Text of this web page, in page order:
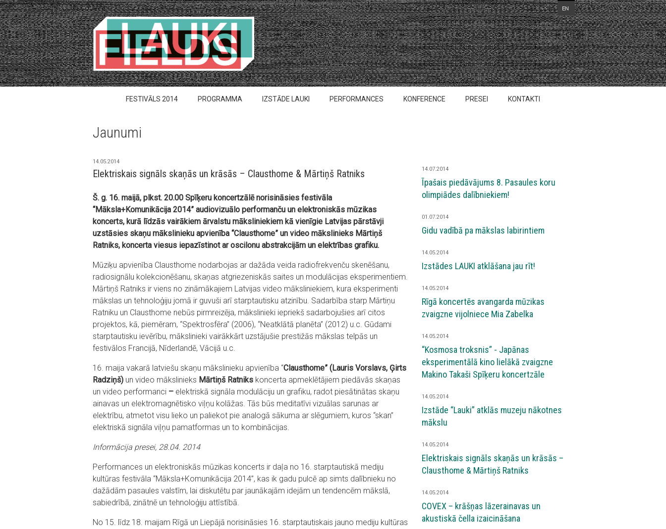
FESTIVĀLS 2014 PROGRAMMA IZSTĀDE LAUKI PERFORMANCES KONFERENCE PRESEI KONTAKTI
Jaunumi
14.05.2014
Elektriskais signāls skaņās un krāsās – Clausthome & Mārtiņš Ratniks
Š. g. 16. maijā, plkst. 20.00 Spīķeru koncertzālē norisināsies festivāla
“Māksla+Komunikācija 2014” audiovizuālo performanču un elektroniskās mūzikas
koncerts, kurā līdzās vairākiem ārvalstu māksliniekiem kā vienīgie Latvijas pārstāvji
uzstāsies skaņu mākslinieku apvienība “Clausthome” un video mākslinieks Mārtiņš
Ratniks, koncerta viesus iepazīstinot ar oscilonu abstrakcijām un elektrības grafiku.
Mūziķu apvienība Clausthome nodarbojas ar dažāda veida radiofrekvenču skenēšanu,
radiosignālu kolekcionēšanu, skaņas atgriezeniskās saites un modulācijas eksperimentiem.
Mārtiņš Ratniks ir viens no zināmākajiem Latvijas video māksliniekiem, kura eksperimenti
mākslas un tehnoloģiju jomā ir guvuši arī starptautisku atzinību. Sadarbība starp Mārtiņu
Ratniku un Clausthome nebūs pirmreizēja, mākslinieki iepriekš sadarbojušies arī citos
projektos, kā, piemēram, “Spektrosfēra” (2006), “Neatklātā planēta” (2012) u.c. Gūdami
starptautisku ievērību, mākslinieki vairākkārt uzstājušie prestižās mākslas telpās un
festivālos Francijā, Nīderlandē, Vācijā u.c.
16. maija vakarā latviešu skaņu mākslinieku apvienība “Clausthome” (Lauris Vorslavs, Ģirts
Radziņš) un video mākslinieks Mārtiņš Ratniks koncerta apmeklētājiem piedāvās skaņas
un video performanci – elektriskā signāla modulāciju un grafiku, radot piesātinātas skaņu
ainavas un elektromagnētisko viļņu kolāžas. Tās būs meditatīvi vizuālas sarunas ar
elektrību, atmetot visu lieko un paliekot pie analogā sākuma ar slēgumiem, kuros “skan”
elektriskā signāla viļņu pamatformas un to kombinācijas.
Informācija presei, 28.04. 2014
Performances un elektroniskās mūzikas koncerts ir daļa no 16. starptautiskā mediju
kultūras festivāla “Māksla+Komunikācija 2014”, kas ik gadu pulcē ap simts dalībnieku no
dažādām pasaules valstīm, lai diskutētu par jaunākajām idejām un tendencēm mākslā,
sabiedrībā, zinātnē un tehnoloģiju attīstībā.
No 15. līdz 18. maijam Rīgā un Liepājā norisināsies 16. starptautiskais jauno mediju kultūras
14.07.2014
Īpašais piedāvājums 8. Pasaules koru
olimpiādes dalībniekiem!
01.07.2014
Gidu vadībā pa mākslas labirintiem
14.05.2014
Izstādes LAUKI atklāšana jau rīt!
14.05.2014
Rīgā koncertēs avangarda mūzikas
zvaigzne vijolniece Mia Zabelka
14.05.2014
“Kosmosa troksnis” - Japānas
eksperimentālā kino lielākā zvaigzne
Makino Takaši Spīķeru koncertzāle
14.05.2014
Izstāde “Lauki” atklās muzeju nākotnes
mākslu
14.05.2014
Elektriskais signāls skaņās un krāsās –
Clausthome & Mārtiņš Ratniks
14.05.2014
COVEX – krāšņas lāzerainavas un
akustiskā čella izaicināšana